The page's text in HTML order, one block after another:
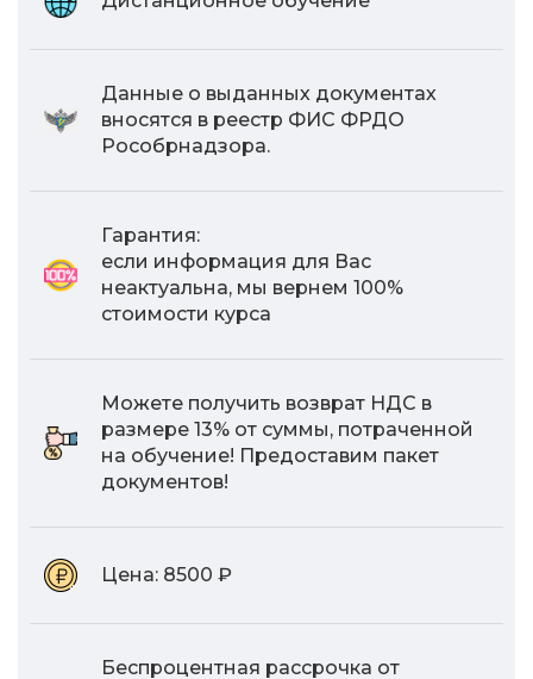
Данные о выданных документах
вносятся в реестр ФИС ФРДО
Рособрнадзора.
Гарантия:
если информация для Вас
неактуальна, мы вернем 100%
стоимости курса
Можете получить возврат НДС в
размере 13% от суммы, потраченной
на обучение! Предоставим пакет
документов!
Цена: 8500 ₽
Беспроцентная рассрочка от